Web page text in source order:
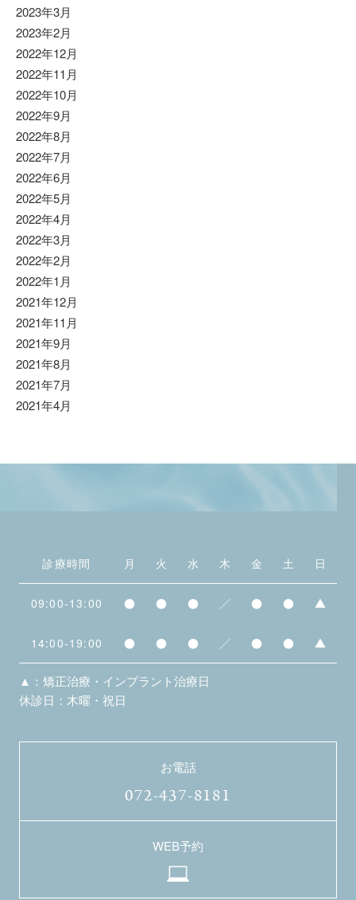
2023年3月
2023年2月
2022年12月
2022年11月
2022年10月
2022年9月
2022年8月
2022年7月
2022年6月
2022年5月
2022年4月
2022年3月
2022年2月
2022年1月
2021年12月
2021年11月
2021年9月
2021年8月
2021年7月
2021年4月
診療時間 月 火 水 木 金 土 日
09:00-13:00 ● ● ● ／ ● ● ▲
14:00-19:00 ● ● ● ／ ● ● ▲
▲：矯正治療・インプラント治療日
休診日：木曜・祝日
お電話
072-437-8181
WEB予約